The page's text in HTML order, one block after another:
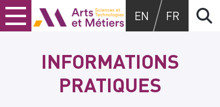
Skip
to
content
Skip
to
main
Skip
to
search
Arts et métiers
EN FR
INFORMATIONS
PRATIQUES